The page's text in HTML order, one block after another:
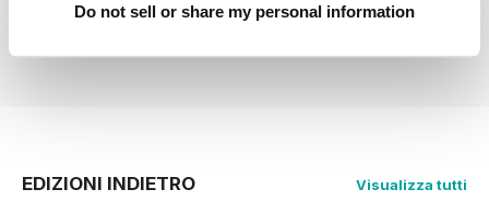
Do not sell or share my personal information
now buy On Line
EDIZIONI INDIETRO Visualizza tutti